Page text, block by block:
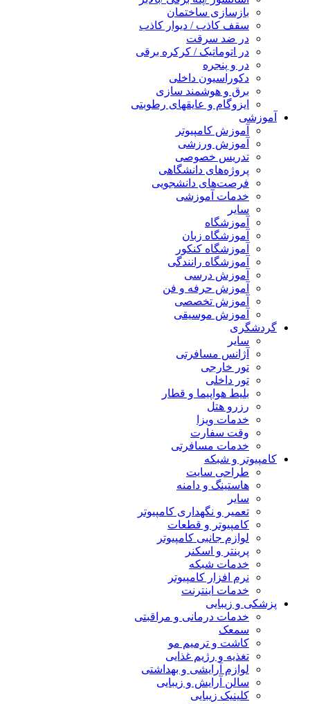
بازسازی ساختمان
سقف کاذب / دیوار کاذب
در ضد سرقت
در اتوماتیک / کرکره برقی
در و پنجره
دکوراسیون داخلی
برق و هوشمند سازی
ایزوگام و عایقهای رطوبتی
آموزشی
آموزش کامپیوتر
آموزش ورزشی
تدریس خصوصی
پروژه‌های دانشگاهی
فرصت‌های دانشجویی
خدمات آموزشی
سایر
آموزشگاه
آموزشگاه زبان
آموزشگاه کنکور
آموزشگاه رانندگی
آموزش درسی
آموزش حرفه و فن
آموزش تخصصی
آموزش موسیقی
گردشگری
سایر
آژانس مسافرتی
تور خارجی
تور داخلی
بلیط هواپیما و قطار
رزرو هتل
خدمات ویزا
وقت سفارت
خدمات مسافرتی
کامپیوتر و شبکه
طراحی سایت
هاستینگ و دامنه
سایر
تعمیر و نگهداری کامپیوتر
کامپیوتر و قطعات
لوازم جانبی کامپیوتر
پرینتر و اسکنر
خدمات شبکه
نرم افزار کامپیوتر
خدمات اینترنت
پزشکی و زیبایی
خدمات درمانی و مراقبتی
سمعک
کاشت و ترمیم مو
تغذیه و رژیم غذایی
لوازم آرایشی و بهداشتی
سالن آرایش و زیبایی
کلینیک زیبایی